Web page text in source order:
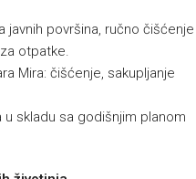
javnih površina, ručno čišćenje
otpatke.
Mira: čišćenje, sakupljanje
u skladu sa godišnjim planom